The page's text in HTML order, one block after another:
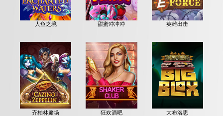
人鱼之境 甜蜜冲冲冲 英雄出击
齐柏林赌场 狂欢酒吧 大布洛思